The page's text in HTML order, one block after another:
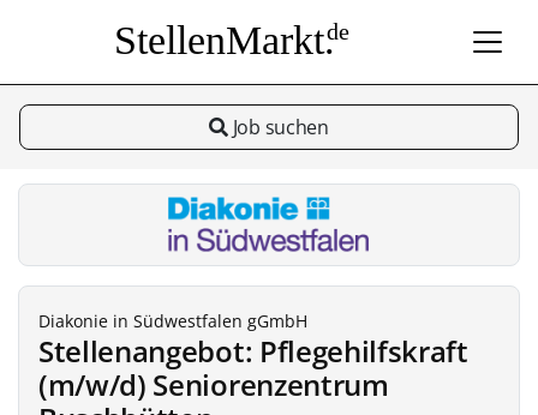
StellenMarkt.de
Job suchen
Diakonie in Südwestfalen gGmbH
Stellenangebot: Pflegehilfskraft
(m/w/d) Seniorenzentrum